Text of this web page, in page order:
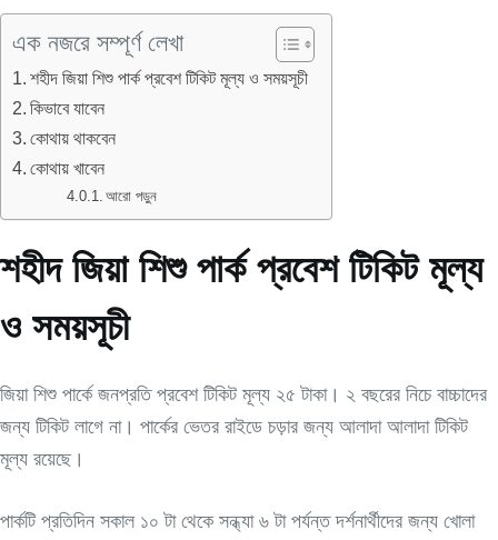
এক নজরে সম্পূর্ণ লেখা
শহীদ জিয়া শিশু পার্ক প্রবেশ টিকিট মূল্য ও সময়সূচী
কিভাবে যাবেন
কোথায় থাকবেন
কোথায় খাবেন
আরো পড়ুন
শহীদ জিয়া শিশু পার্ক প্রবেশ টিকিট মূল্য
ও সময়সূচী
জিয়া শিশু পার্কে জনপ্রতি প্রবেশ টিকিট মূল্য ২৫ টাকা। ২ বছরের নিচে বাচ্চাদের
জন্য টিকিট লাগে না। পার্কের ভেতর রাইডে চড়ার জন্য আলাদা আলাদা টিকিট
মূল্য রয়েছে।
পার্কটি প্রতিদিন সকাল ১০ টা থেকে সন্ধ্যা ৬ টা পর্যন্ত দর্শনার্থীদের জন্য খোলা